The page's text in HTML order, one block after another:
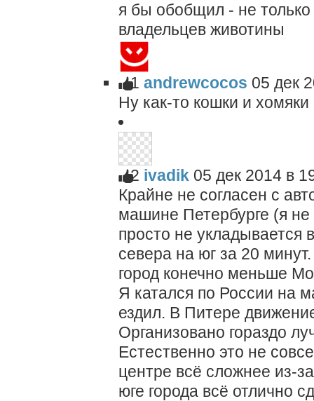
я бы обобщил - не
владельцев животины
1 andrewcocos 05 дек
Ну как-то кошки и
2 ivadik 05 дек 2014 в
Крайне не согласен с
машине Петербурге (я
просто не укладывается
севера на юг за 20
город конечно меньше
Я катался по России на
ездил. В Питере
Организовано гораздо
Естественно это не
центре всё сложнее из-
юге города всё отлично